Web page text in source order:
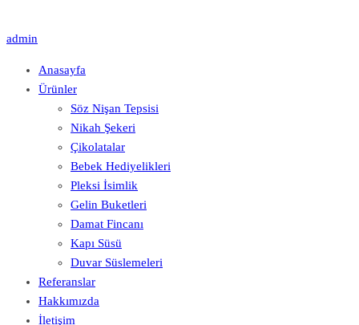
admin
Anasayfa
Ürünler
Söz Nişan Tepsisi
Nikah Şekeri
Çikolatalar
Bebek Hediyelikleri
Pleksi İsimlik
Gelin Buketleri
Damat Fincanı
Kapı Süsü
Duvar Süslemeleri
Referanslar
Hakkımızda
İletişim